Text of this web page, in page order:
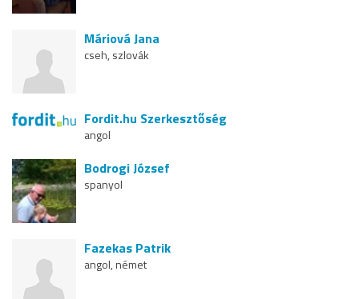
Máriová Jana
cseh, szlovák
Fordit.hu Szerkesztőség
angol
Bodrogi József
spanyol
Fazekas Patrik
angol, német